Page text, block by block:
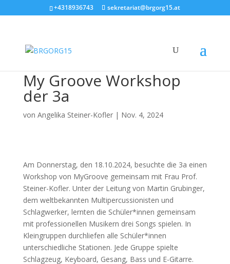
+4318936743 sekretariat@brgorg15.at
My Groove Workshop
der 3a
von Angelika Steiner-Kofler| Nov. 4, 2024
Am Donnerstag, den 18.10.2024, besuchte die 3a einen
Workshop von MyGroove gemeinsam mit Frau Prof.
Steiner-Kofler. Unter der Leitung von Martin Grubinger,
dem weltbekannten Multipercussionisten und
Schlagwerker, lernten die Schüler*innen gemeinsam
mit professionellen Musikern drei Songs spielen. In
Kleingruppen durchliefen alle Schüler*innen
unterschiedliche Stationen. Jede Gruppe spielte
Schlagzeug, Keyboard, Gesang, Bass und E-Gitarre.